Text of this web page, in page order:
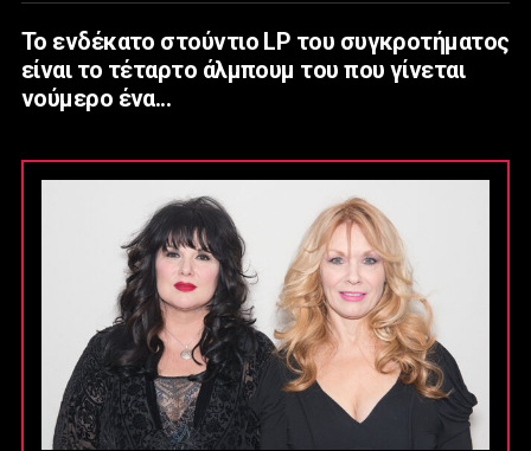
To ενδέκατο στούντιο LP του συγκροτήματος
είναι το τέταρτο άλμπουμ του που γίνεται
νούμερο ένα...